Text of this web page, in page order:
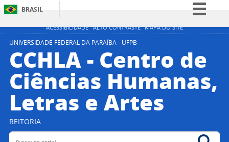
ACESSIBILIDADE ALTO CONTRASTE MAPA DO SITE
BRASIL
Simplifique!
Participe
Legislação
Canais
UNIVERSIDADE FEDERAL DA PARAÍBA - UFPB
CCHLA - Centro de
Ciências Humanas,
Letras e Artes
REITORIA
Buscar no portal